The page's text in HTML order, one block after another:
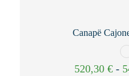
Canapë
520,30 € -